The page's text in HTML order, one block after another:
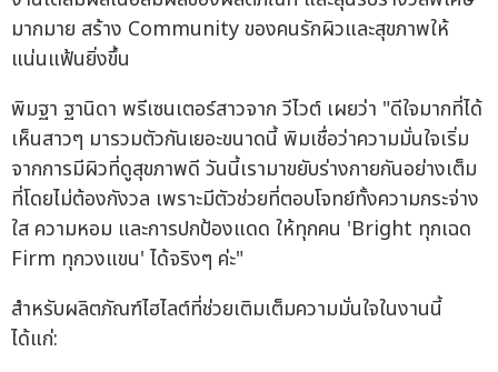
มากมาย สร้าง Community ของคนรักผิวและสุขภาพให้
แน่นแฟ้นยิ่งขึ้น
พิมฐา ฐานิดา พรีเซนเตอร์สาวจาก วีไวต์ เผยว่า "ดีใจมากที่ได้
เห็นสาวๆ มารวมตัวกันเยอะขนาดนี้ พิมเชื่อว่าความมั่นใจเริ่ม
จากการมีผิวที่ดูสุขภาพดี วันนี้เรามาขยับร่างกายกันอย่างเต็ม
ที่โดยไม่ต้องกังวล เพราะมีตัวช่วยที่ตอบโจทย์ทั้งความกระจ่าง
ใส ความหอม และการปกป้องแดด ให้ทุกคน 'Bright ทุกเฉด
Firm ทุกวงแขน' ได้จริงๆ ค่ะ"
สำหรับผลิตภัณฑ์ไฮไลต์ที่ช่วยเติมเต็มความมั่นใจในงานนี้
ได้แก่: